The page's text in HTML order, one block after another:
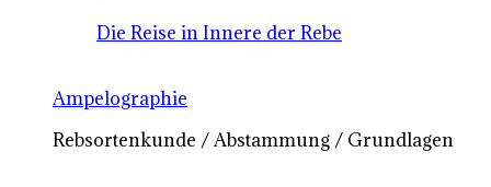
Die Reise in Innere der Rebe
Ampelographie
Rebsortenkunde / Abstammung / Grundlagen